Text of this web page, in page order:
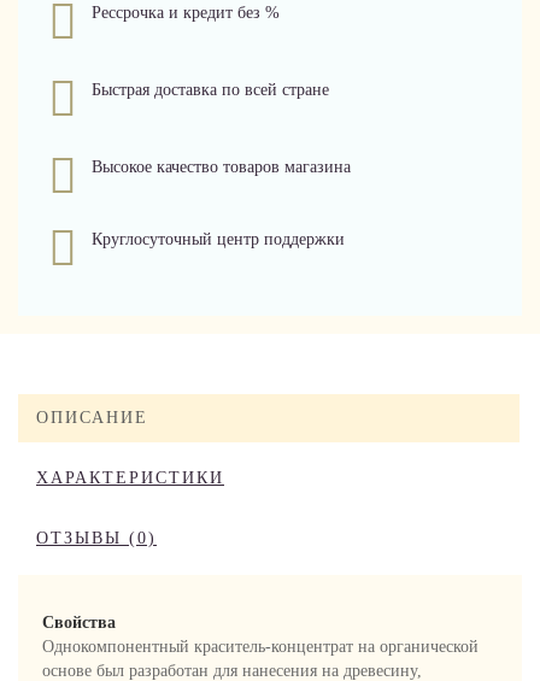
Рессрочка и кредит без %
Быстрая доставка по всей стране
Высокое качество товаров магазина
Круглосуточный центр поддержки
ОПИСАНИЕ
ХАРАКТЕРИСТИКИ
ОТЗЫВЫ (0)
Свойства
Однокомпонентный краситель-концентрат на органической
основе был разработан для нанесения на древесину,